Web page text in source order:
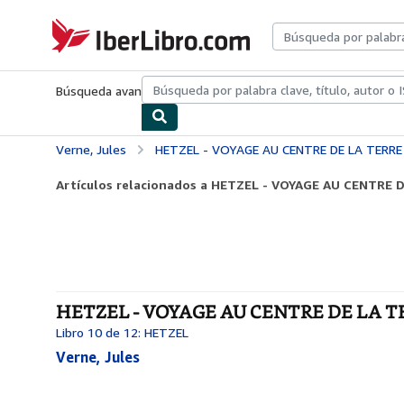
IberLibro.com
Búsqueda avanzadaColecciones Libros antiguosArte y
Verne, Jules HETZEL - VOYAGE AU CENTRE DE LA TERRE
Artículos relacionados a HETZEL - VOYAGE AU CENTRE
HETZEL - VOYAGE AU CENTRE DE LA
Libro 10 de 12: HETZEL
Verne, Jules